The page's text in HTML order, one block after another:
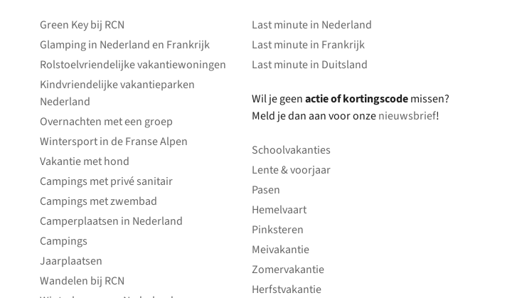
Green Key bij RCN
Glamping in Nederland en Frankrijk
Rolstoelvriendelijke vakantiewoningen
Kindvriendelijke vakantieparken
Nederland
Overnachten met een groep
Wintersport in de Franse Alpen
Vakantie met hond
Campings met privé sanitair
Campings met zwembad
Camperplaatsen in Nederland
Campings
Jaarplaatsen
Wandelen bij RCN
Last minute in Nederland
Last minute in Frankrijk
Last minute in Duitsland
Wil je geenactie of kortingscodemissen?
Meld je dan aan voor onzenieuwsbrief!
Schoolvakanties
Lente & voorjaar
Pasen
Hemelvaart
Pinksteren
Meivakantie
Zomervakantie
Herfstvakantie